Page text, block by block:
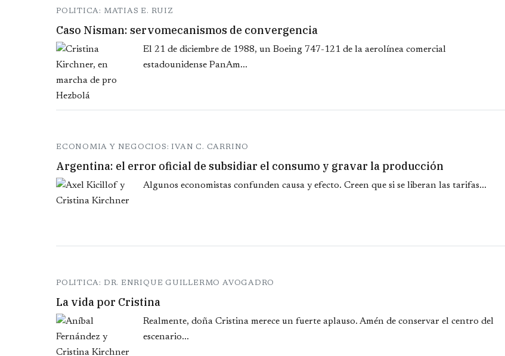
POLITICA: MATIAS E. RUIZ
Caso Nisman: servomecanismos de convergencia
El 21 de diciembre de 1988, un Boeing 747-121 de la aerolínea comercial
estadounidense PanAm...
ECONOMIA Y NEGOCIOS: IVAN C. CARRINO
Argentina: el error oficial de subsidiar el consumo y gravar la producción
Algunos economistas confunden causa y efecto. Creen que si se liberan las tarifas...
POLITICA: DR. ENRIQUE GUILLERMO AVOGADRO
La vida por Cristina
Realmente, doña Cristina merece un fuerte aplauso. Amén de conservar el centro del
escenario...